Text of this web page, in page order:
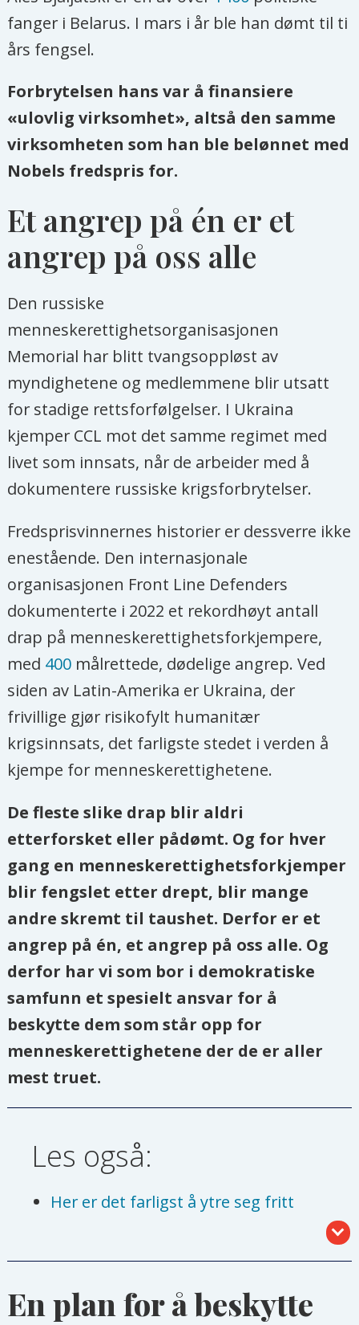
fanger i Belarus. I mars i år ble han dømt til ti
års fengsel.
Forbrytelsen hans var å finansiere
«ulovlig virksomhet», altså den samme
virksomheten som han ble belønnet med
Nobels fredspris for.
Et angrep på én er et
angrep på oss alle
Den russiske
menneskerettighetsorganisasjonen
Memorial har blitt tvangsoppløst av
myndighetene og medlemmene blir utsatt
for stadige rettsforfølgelser. I Ukraina
kjemper CCL mot det samme regimet med
livet som innsats, når de arbeider med å
dokumentere russiske krigsforbrytelser.
Fredsprisvinnernes historier er dessverre ikke
enestående. Den internasjonale
organisasjonen Front Line Defenders
dokumenterte i 2022 et rekordhøyt antall
drap på menneskerettighetsforkjempere,
med 400 målrettede, dødelige angrep. Ved
siden av Latin-Amerika er Ukraina, der
frivillige gjør risikofylt humanitær
krigsinnsats, det farligste stedet i verden å
kjempe for menneskerettighetene.
De fleste slike drap blir aldri
etterforsket eller pådømt. Og for hver
gang en menneskerettighetsforkjemper
blir fengslet etter drept, blir mange
andre skremt til taushet. Derfor er et
angrep på én, et angrep på oss alle. Og
derfor har vi som bor i demokratiske
samfunn et spesielt ansvar for å
beskytte dem som står opp for
menneskerettighetene der de er aller
mest truet.
Les også:
Her er det farligst å ytre seg fritt
atomvåpenforbud?
En plan for å beskytte